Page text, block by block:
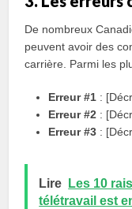
De nombreux
peuvent avoir des
carrière. Parmi les
Erreur #1 :
Erreur #2 :
Erreur #3 :
Lire
Les 10
télétravail est